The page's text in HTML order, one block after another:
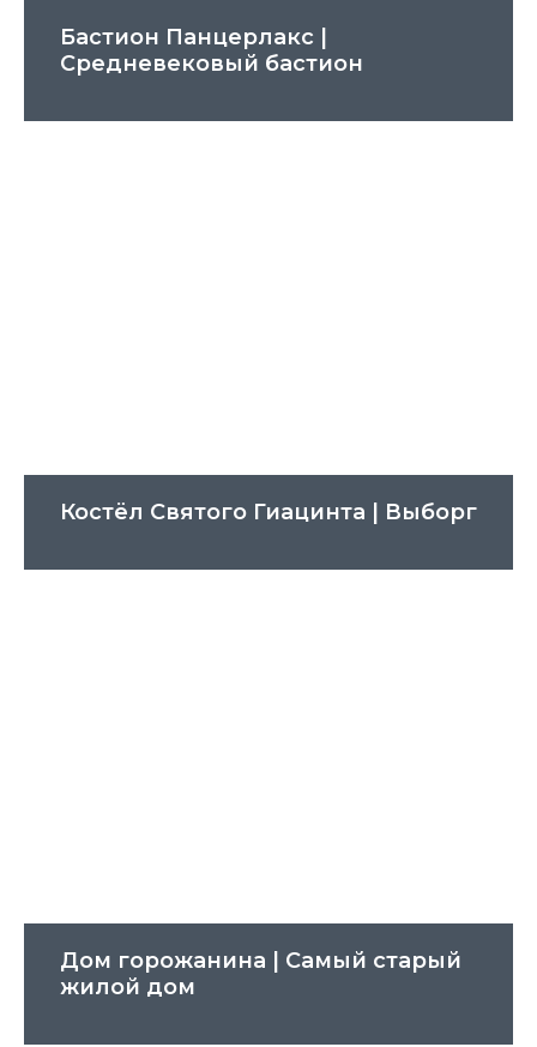
Бастион Панцерлакс |
Cредневековый бастион
Костёл Святого Гиацинта | Выборг
Дом горожанина | Cамый старый
жилой дом